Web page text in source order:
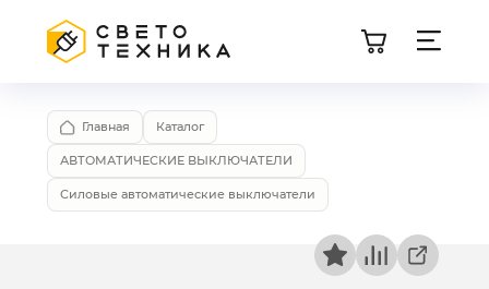
Главная Каталог
АВТОМАТИЧЕСКИЕ ВЫКЛЮЧАТЕЛИ
Силовые автоматические выключатели